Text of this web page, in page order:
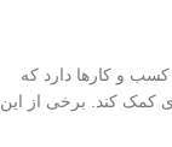
و کارها دارد که
کمک کند. برخی از این